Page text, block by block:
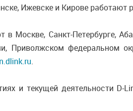
Ижевске и Кирове работают
в Москве, Санкт-Петербурге,
Приволжском федеральном
.
и текущей деятельности D-